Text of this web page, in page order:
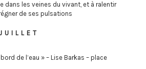
dans les veines du vivant, et à ralentir
de ses pulsations
de l’eau » – Lise Barkas – place